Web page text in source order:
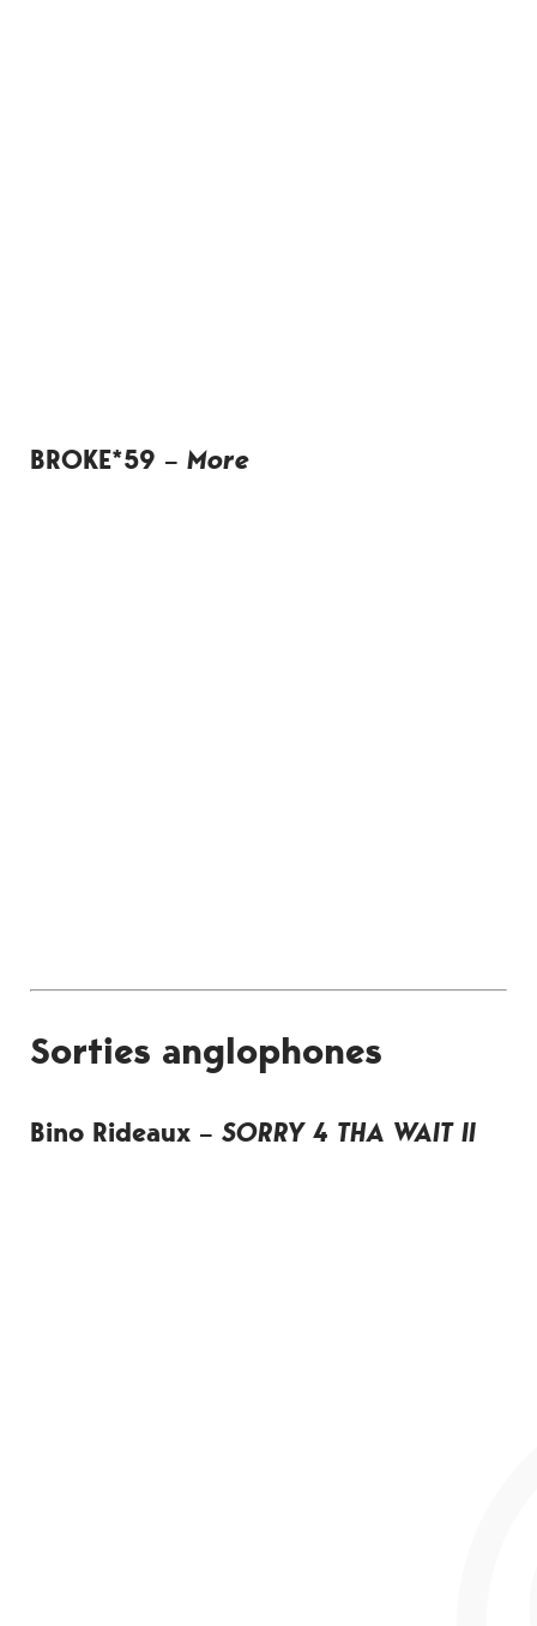
BROKE*59 – More
Sorties anglophones
Bino Rideaux – SORRY 4 THA WAIT II